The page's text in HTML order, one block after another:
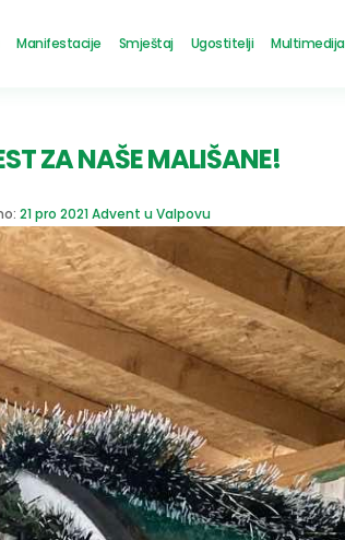
Manifestacije Smještaj Ugostitelji Multimedija
ZA NAŠE MALIŠANE!
21 pro 2021 Advent u Valpovu